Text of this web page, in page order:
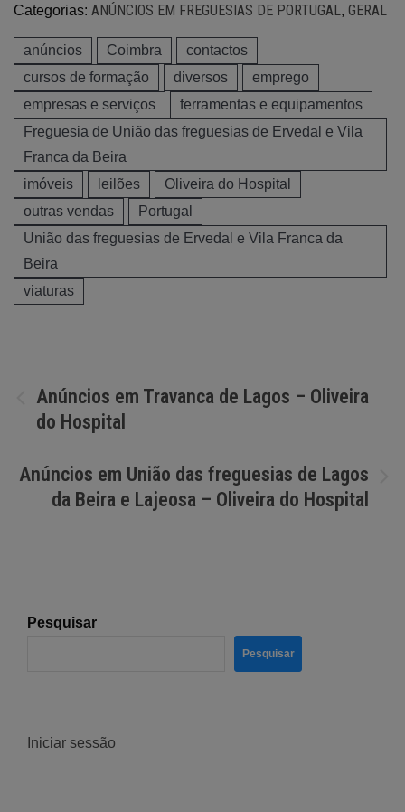
Categorias: ANÚNCIOS EM FREGUESIAS DE PORTUGAL , GERAL
anúncios Coimbra
contactos
cursos de formação
diversos
emprego
empresas e serviços
ferramentas e equipamentos
Freguesia de União das freguesias de Ervedal e Vila
Franca da Beira
imóveis
leilões
Oliveira do Hospital
outras vendas
Portugal
União das freguesias de Ervedal e Vila Franca da
Beira
viaturas
Navegação
de
artigos
Anúncios em Travanca de Lagos – Oliveira
do Hospital
Anúncios em União das freguesias de Lagos
da Beira e Lajeosa – Oliveira do Hospital
Pesquisar
Pesquisar
Iniciar sessão